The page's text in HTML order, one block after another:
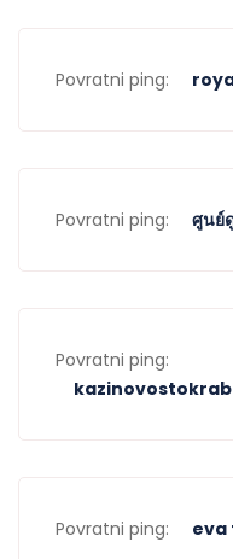
Povratni ping:
Povratni ping: ศูนย์
Povratni ping:
Povratni ping: eva